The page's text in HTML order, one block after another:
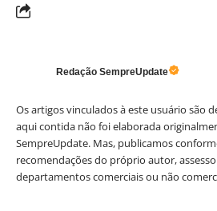
Redação SempreUpdate
Os artigos vinculados à este usuário são
aqui contida não foi elaborada
SempreUpdate. Mas, publicamos
recomendações do próprio autor,
departamentos comerciais ou não